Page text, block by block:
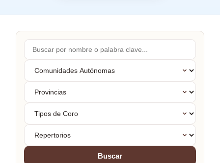
Buscar
por
nombre...
Comunidades
Autónomas
Provincias
Tipos
Coro
Repertorios
Buscar